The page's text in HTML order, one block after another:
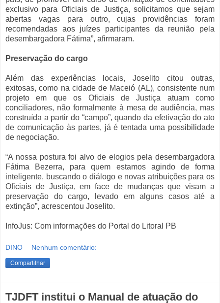
exclusivo para Oficiais de Justiça, solicitamos que sejam
abertas vagas para outro, cujas providências foram
recomendadas aos juízes participantes da reunião pela
desembargadora Fátima”, afirmaram.
Preservação do cargo
Além das experiências locais, Joselito citou outras,
exitosas, como na cidade de Maceió (AL), consistente num
projeto em que os Oficiais de Justiça atuam como
conciliadores, não formalmente à mesa de audiência, mas
construída a partir do “campo”, quando da efetivação do ato
de comunicação às partes, já é tentada uma possibilidade
de negociação.
“A nossa postura foi alvo de elogios pela desembargadora
Fátima Bezerra, para quem estamos agindo de forma
inteligente, buscando o diálogo e novas atribuições para os
Oficiais de Justiça, em face de mudanças que visam a
preservação do cargo, levado em alguns casos até a
extinção”, acrescentou Joselito.
InfoJus: Com informações do Portal do Litoral PB
DINO Nenhum comentário:
Compartilhar
TJDFT institui o Manual de atuação do